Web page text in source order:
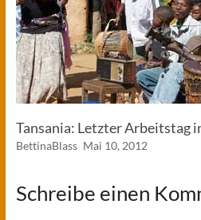
Tansania: Letzter Arbeitstag
BettinaBlass Mai 10, 2012
Schreibe einen